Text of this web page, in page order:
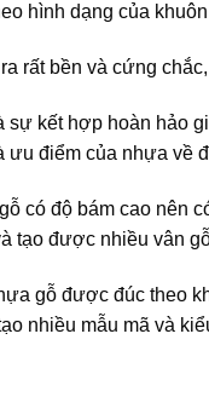
hình dạng của
rất bền và cứng
sự kết hợp hoàn hảo
ưu điểm của nhựa về
có độ bám cao nên
tạo được nhiều vân
gỗ được đúc theo
nhiều mẫu mã và